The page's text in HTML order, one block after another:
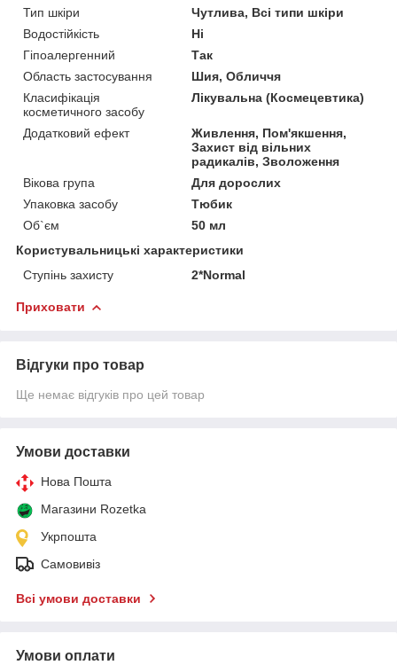
Тип шкіри
Чутлива, Всі типи шкіри
Водостійкість
Ні
Гіпоалергенний
Так
Область застосування
Шия, Обличчя
Класифікація
косметичного засобу
Лікувальна (Космецевтика)
Додатковий ефект
Живлення, Пом'якшення,
Захист від вільних
радикалів, Зволоження
Вікова група
Для дорослих
Упаковка засобу
Тюбик
Об`єм
50 мл
Користувальницькі характеристики
Ступінь захисту
2*Normal
Приховати
Відгуки про товар
Ще немає відгуків про цей товар
Умови доставки
Нова Пошта
Магазини Rozetka
Укрпошта
Самовивіз
Всі умови доставки
Умови оплати